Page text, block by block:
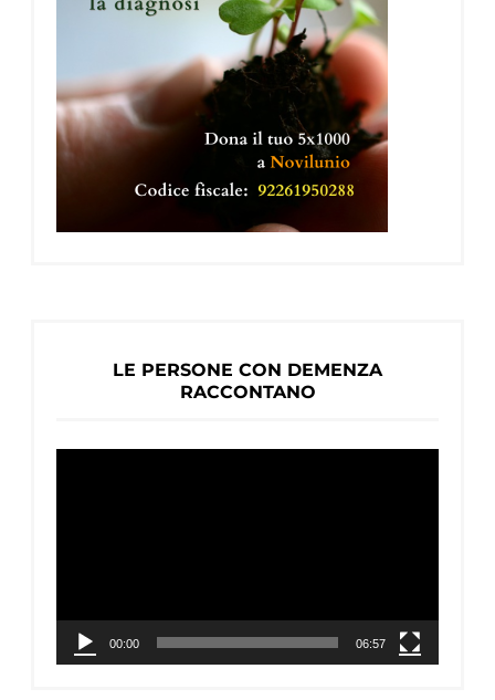
LE PERSONE CON DEMENZA
RACCONTANO
00:00 06:57